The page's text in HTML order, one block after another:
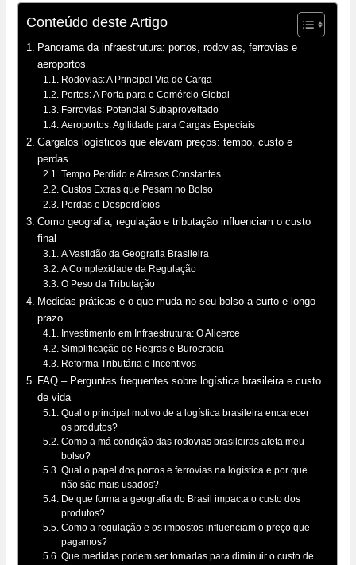
Conteúdo deste Artigo
Panorama da infraestrutura: portos, rodovias, ferrovias e
aeroportos
Rodovias: A Principal Via de Carga
Portos: A Porta para o Comércio Global
Ferrovias: Potencial Subaproveitado
Aeroportos: Agilidade para Cargas Especiais
Gargalos logísticos que elevam preços: tempo, custo e
perdas
Tempo Perdido e Atrasos Constantes
Custos Extras que Pesam no Bolso
Perdas e Desperdícios
Como geografia, regulação e tributação influenciam o custo
final
A Vastidão da Geografia Brasileira
A Complexidade da Regulação
O Peso da Tributação
Medidas práticas e o que muda no seu bolso a curto e longo
prazo
Investimento em Infraestrutura: O Alicerce
Simplificação de Regras e Burocracia
Reforma Tributária e Incentivos
FAQ – Perguntas frequentes sobre logística brasileira e custo
de vida
Qual o principal motivo de a logística brasileira encarecer
os produtos?
Como a má condição das rodovias brasileiras afeta meu
bolso?
Qual o papel dos portos e ferrovias na logística e por que
não são mais usados?
De que forma a geografia do Brasil impacta o custo dos
produtos?
Como a regulação e os impostos influenciam o preço que
pagamos?
Que medidas podem ser tomadas para diminuir o custo de